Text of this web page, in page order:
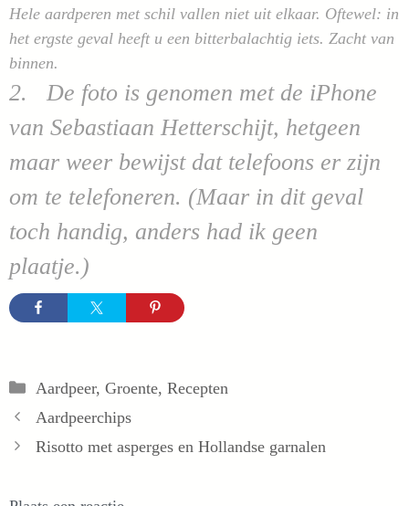
Hele aardperen met schil vallen niet uit elkaar. Oftewel: in
het ergste geval heeft u een bitterbalachtig iets. Zacht van
binnen.
2. De foto is genomen met de iPhone
van Sebastiaan Hetterschijt, hetgeen
maar weer bewijst dat telefoons er zijn
om te telefoneren. (Maar in dit geval
toch handig, anders had ik geen
plaatje.)
Categorieën
Aardpeer, Groente, Recepten
Aardpeerchips
Risotto met asperges en Hollandse garnalen